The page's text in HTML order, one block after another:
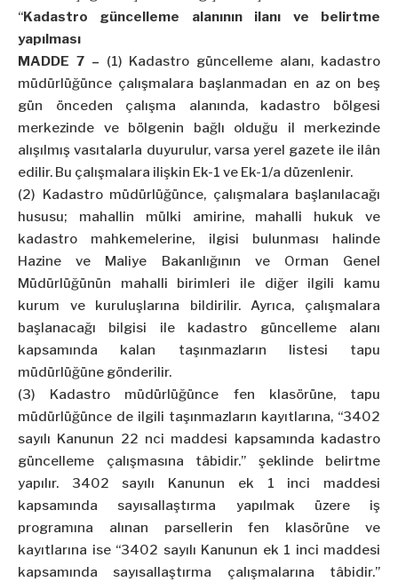
“Kadastro güncelleme alanının ilanı ve belirtme
yapılması
MADDE 7 – (1) Kadastro güncelleme alanı, kadastro
müdürlüğünce çalışmalara başlanmadan en az on beş
gün önceden çalışma alanında, kadastro bölgesi
merkezinde ve bölgenin bağlı olduğu il merkezinde
alışılmış vasıtalarla duyurulur, varsa yerel gazete ile ilân
edilir. Bu çalışmalara ilişkin Ek-1 ve Ek-1/a düzenlenir.
(2) Kadastro müdürlüğünce, çalışmalara başlanılacağı
hususu; mahallin mülki amirine, mahalli hukuk ve
kadastro mahkemelerine, ilgisi bulunması halinde
Hazine ve Maliye Bakanlığının ve Orman Genel
Müdürlüğünün mahalli birimleri ile diğer ilgili kamu
kurum ve kuruluşlarına bildirilir. Ayrıca, çalışmalara
başlanacağı bilgisi ile kadastro güncelleme alanı
kapsamında kalan taşınmazların listesi tapu
müdürlüğüne gönderilir.
(3) Kadastro müdürlüğünce fen klasörüne, tapu
müdürlüğünce de ilgili taşınmazların kayıtlarına, “3402
sayılı Kanunun 22 nci maddesi kapsamında kadastro
güncelleme çalışmasına tâbidir.” şeklinde belirtme
yapılır. 3402 sayılı Kanunun ek 1 inci maddesi
kapsamında sayısallaştırma yapılmak üzere iş
programına alınan parsellerin fen klasörüne ve
kayıtlarına ise “3402 sayılı Kanunun ek 1 inci maddesi
kapsamında sayısallaştırma çalışmalarına tâbidir.”